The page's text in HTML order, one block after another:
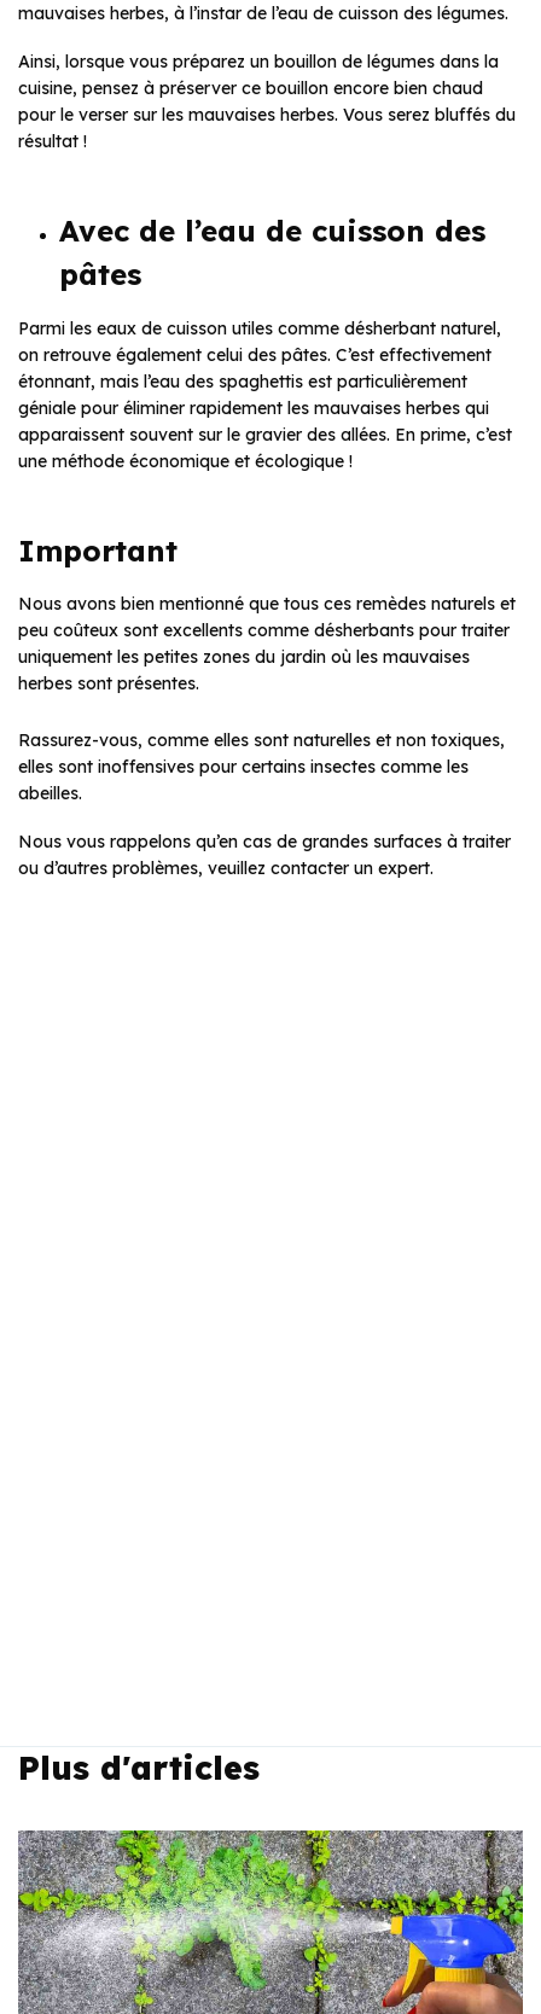
mauvaises herbes, à l’instar de l’eau de cuisson des légumes.
Ainsi, lorsque vous préparez un bouillon de légumes dans la
cuisine, pensez à préserver ce bouillon encore bien chaud
pour le verser sur les mauvaises herbes. Vous serez bluffés du
résultat !
Avec de l’eau de cuisson des
pâtes
Parmi les eaux de cuisson utiles comme désherbant naturel,
on retrouve également celui des pâtes. C’est effectivement
étonnant, mais l’eau des spaghettis est particulièrement
géniale pour éliminer rapidement les mauvaises herbes qui
apparaissent souvent sur le gravier des allées. En prime, c’est
une méthode économique et écologique !
Important
Nous avons bien mentionné que tous ces remèdes naturels et
peu coûteux sont excellents comme désherbants pour traiter
uniquement les petites zones du jardin où les mauvaises
herbes sont présentes.
Rassurez-vous, comme elles sont naturelles et non toxiques,
elles sont inoffensives pour certains insectes comme les
abeilles.
Nous vous rappelons qu’en cas de grandes surfaces à traiter
ou d’autres problèmes, veuillez contacter un expert.
Plus d'articles